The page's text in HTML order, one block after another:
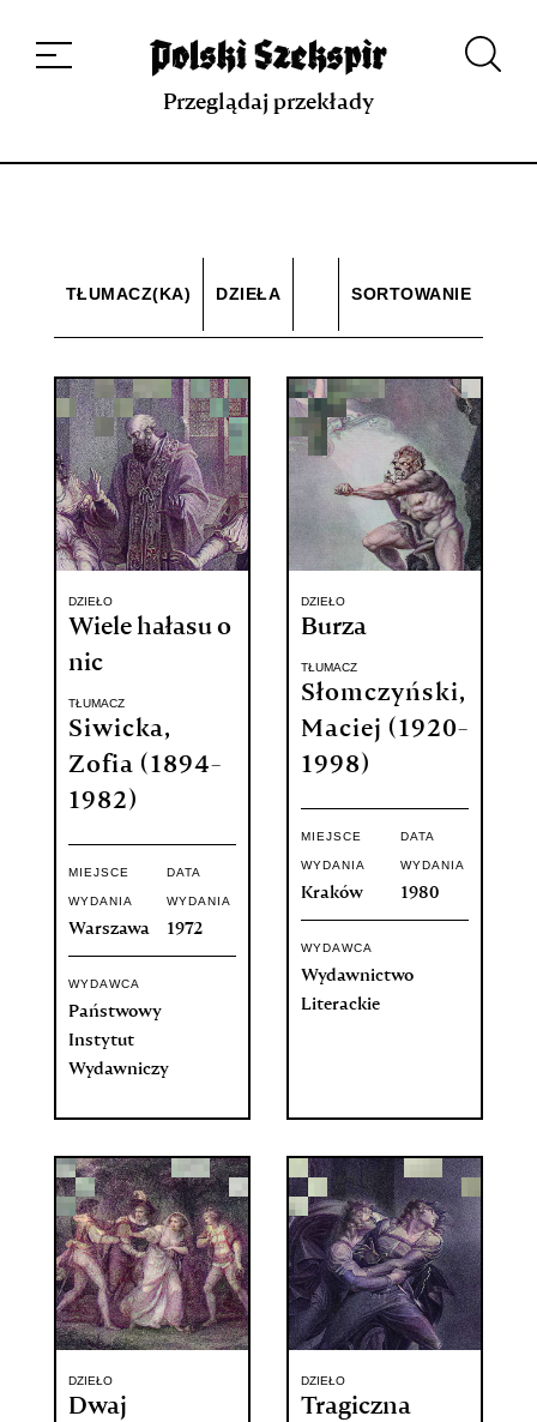
projekcie
Kontakt Indeks strony Aplikacja
Repozytorium XIX w.
Przeglądaj przekłady
TŁUMACZ(KA) DZIEŁA SORTOWANIE
DZIEŁO
Wiele hałasu o
nic
TŁUMACZ
Siwicka,
Zofia (1894-
1982)
MIEJSCE
WYDANIA
Warszawa
DATA
WYDANIA
1972
WYDAWCA
Państwowy
Instytut
Wydawniczy
DZIEŁO
Burza
TŁUMACZ
Słomczyński,
Maciej (1920-
1998)
MIEJSCE
WYDANIA
Kraków
DATA
WYDANIA
1980
WYDAWCA
Wydawnictwo
Literackie
DZIEŁO
Dwaj
DZIEŁO
Tragiczna